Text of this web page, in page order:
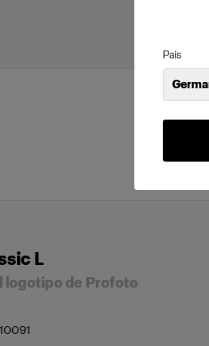
País
L
logotipo de Profoto